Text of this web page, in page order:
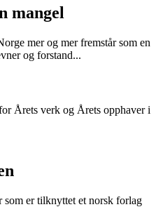
mangel
mer og mer fremstår som en
og forstand...
som er tilknyttet et norsk forlag